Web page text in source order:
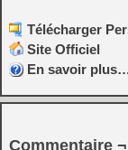
Télécharger
Site Officiel
En savoir
Commentaire ¬